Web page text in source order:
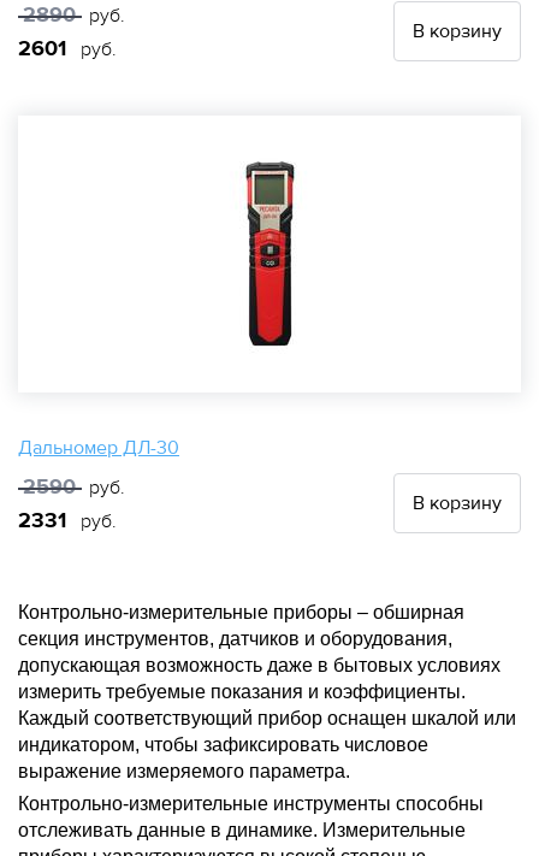
2890 руб.
2601 руб.
В корзину
Дальномер ДЛ-30
2590 руб.
2331 руб.
В корзину
Контрольно-измерительные приборы – обширная
секция инструментов, датчиков и оборудования,
допускающая возможность даже в бытовых условиях
измерить требуемые показания и коэффициенты.
Каждый соответствующий прибор оснащен шкалой или
индикатором, чтобы зафиксировать числовое
выражение измеряемого параметра.
Контрольно-измерительные инструменты способны
отслеживать данные в динамике. Измерительные